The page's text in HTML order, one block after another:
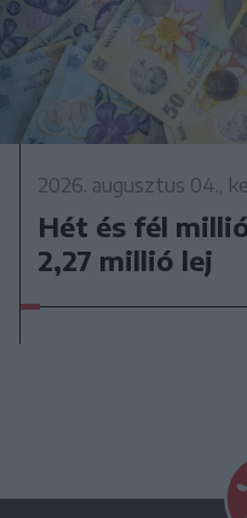
2026. augusztus 04.,
Hét és fél
2,27 millió lej